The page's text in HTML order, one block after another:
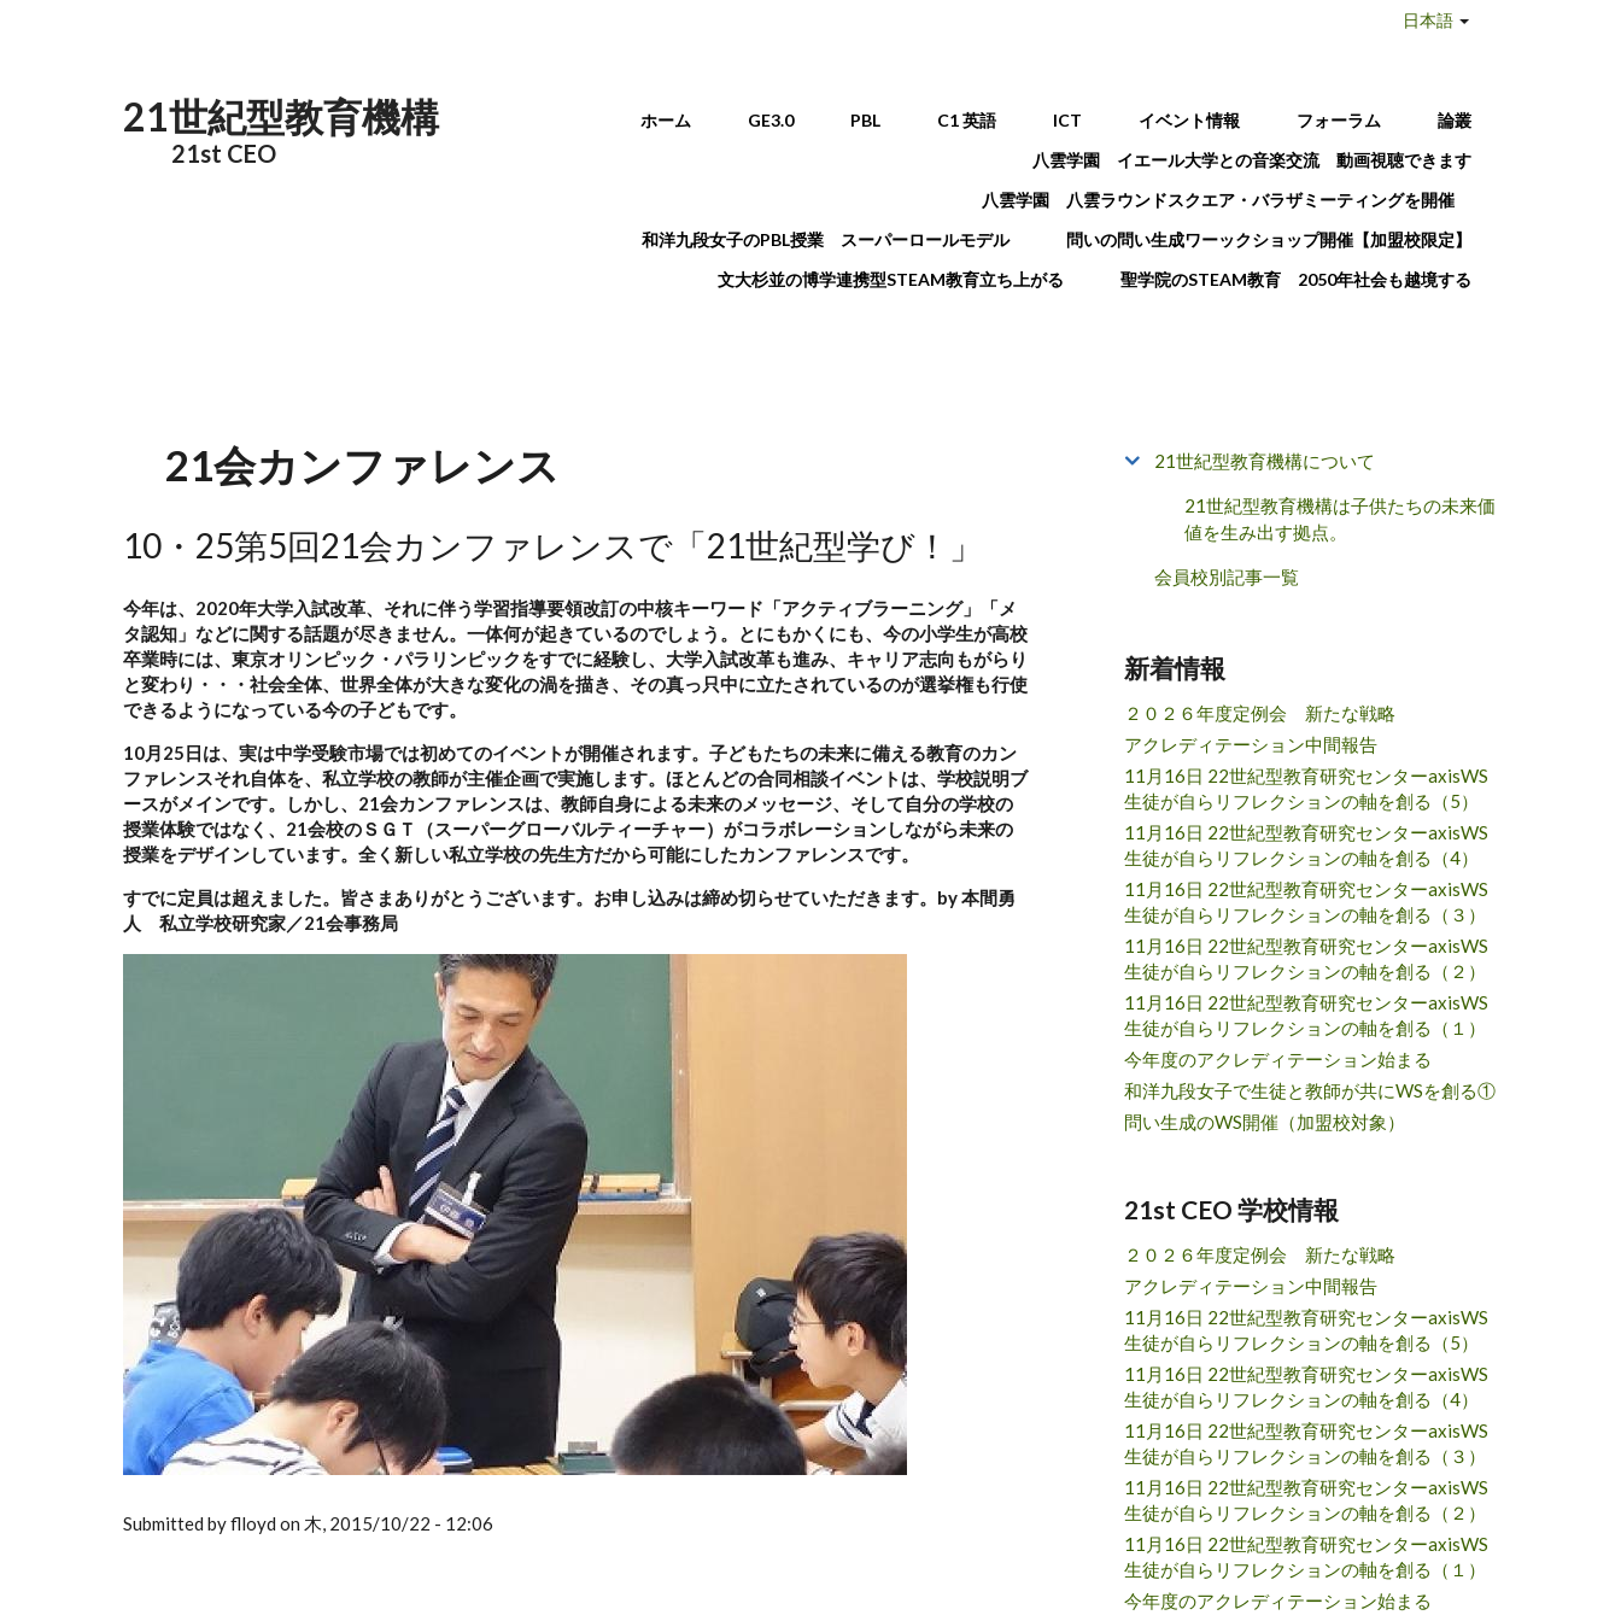
日本語
21世紀型教育機構
21st CEO
メインメニュー
ホーム GE3.0 PBL C1 英語 ICT イベント情報 フォーラム
論叢
八雲学園 イエール大学との音楽交流 動画視聴できます
八雲学園 八雲ラウンドスクエア・バラザミーティングを開催
和洋九段女子のPBL授業 スーパーロールモデル
問いの問い生成ワーックショップ開催【加盟校限定】
文大杉並の博学連携型STEAM教育立ち上がる
聖学院のSTEAM教育 2050年社会も越境する
21会カンファレンス
10・25第5回21会カンファレンスで「21世紀型学び！」
今年は、2020年大学入試改革、それに伴う学習指導要領改訂の中核キーワード「アクティブラーニング」「メ
タ認知」などに関する話題が尽きません。一体何が起きているのでしょう。とにもかくにも、今の小学生が高校
卒業時には、東京オリンピック・パラリンピックをすでに経験し、大学入試改革も進み、キャリア志向もがらり
と変わり・・・社会全体、世界全体が大きな変化の渦を描き、その真っ只中に立たされているのが選挙権も行使
できるようになっている今の子どもです。
10月25日は、実は中学受験市場では初めてのイベントが開催されます。子どもたちの未来に備える教育のカン
ファレンスそれ自体を、私立学校の教師が主催企画で実施します。ほとんどの合同相談イベントは、学校説明ブ
ースがメインです。しかし、21会カンファレンスは、教師自身による未来のメッセージ、そして自分の学校の
授業体験ではなく、21会校のＳＧＴ（スーパーグローバルティーチャー）がコラボレーションしながら未来の
授業をデザインしています。全く新しい私立学校の先生方だから可能にしたカンファレンスです。
すでに定員は超えました。皆さまありがとうございます。お申し込みは締め切らせていただきます。by 本間勇
人 私立学校研究家／21会事務局
Submitted by flloyd on 木, 2015/10/22 - 12:06
21世紀型教育機構について
21世紀型教育機構は子供たちの未来価
値を生み出す拠点。
会員校別記事一覧
新着情報
２０２６年度定例会 新たな戦略
アクレディテーション中間報告
11月16日 22世紀型教育研究センターaxisWS
生徒が自らリフレクションの軸を創る（5）
11月16日 22世紀型教育研究センターaxisWS
生徒が自らリフレクションの軸を創る（4）
11月16日 22世紀型教育研究センターaxisWS
生徒が自らリフレクションの軸を創る（３）
11月16日 22世紀型教育研究センターaxisWS
生徒が自らリフレクションの軸を創る（２）
11月16日 22世紀型教育研究センターaxisWS
生徒が自らリフレクションの軸を創る（１）
今年度のアクレディテーション始まる
和洋九段女子で生徒と教師が共にWSを創る①
問い生成のWS開催（加盟校対象）
21st CEO 学校情報
２０２６年度定例会 新たな戦略
アクレディテーション中間報告
11月16日 22世紀型教育研究センターaxisWS
生徒が自らリフレクションの軸を創る（5）
11月16日 22世紀型教育研究センターaxisWS
生徒が自らリフレクションの軸を創る（4）
11月16日 22世紀型教育研究センターaxisWS
生徒が自らリフレクションの軸を創る（３）
11月16日 22世紀型教育研究センターaxisWS
生徒が自らリフレクションの軸を創る（２）
11月16日 22世紀型教育研究センターaxisWS
生徒が自らリフレクションの軸を創る（１）
今年度のアクレディテーション始まる